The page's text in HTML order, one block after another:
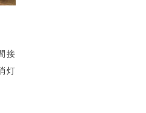
接
灯